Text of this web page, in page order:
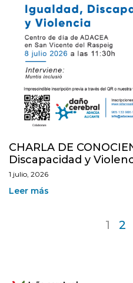
CHARLA DE
Discapacidad y
1 julio, 2026
Leer más
1 2